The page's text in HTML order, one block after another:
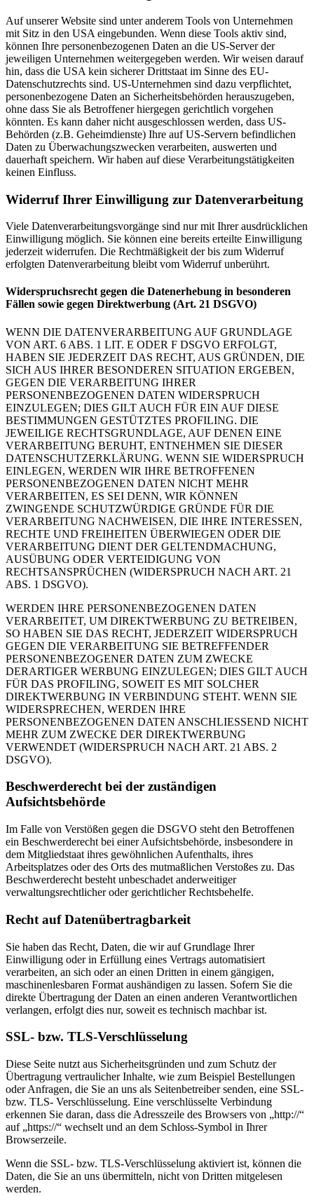
Auf unserer Website sind unter anderem Tools von Unternehmen
mit Sitz in den USA eingebunden. Wenn diese Tools aktiv sind,
können Ihre personenbezogenen Daten an die US-Server der
jeweiligen Unternehmen weitergegeben werden. Wir weisen darauf
hin, dass die USA kein sicherer Drittstaat im Sinne des EU-
Datenschutzrechts sind. US-Unternehmen sind dazu verpflichtet,
personenbezogene Daten an Sicherheitsbehörden herauszugeben,
ohne dass Sie als Betroffener hiergegen gerichtlich vorgehen
könnten. Es kann daher nicht ausgeschlossen werden, dass US-
Behörden (z.B. Geheimdienste) Ihre auf US-Servern befindlichen
Daten zu Überwachungszwecken verarbeiten, auswerten und
dauerhaft speichern. Wir haben auf diese Verarbeitungstätigkeiten
keinen Einfluss.
Widerruf Ihrer Einwilligung zur Datenverarbeitung
Viele Datenverarbeitungsvorgänge sind nur mit Ihrer ausdrücklichen
Einwilligung möglich. Sie können eine bereits erteilte Einwilligung
jederzeit widerrufen. Die Rechtmäßigkeit der bis zum Widerruf
erfolgten Datenverarbeitung bleibt vom Widerruf unberührt.
Widerspruchsrecht gegen die Datenerhebung in besonderen
Fällen sowie gegen Direktwerbung (Art. 21 DSGVO)
WENN DIE DATENVERARBEITUNG AUF GRUNDLAGE
VON ART. 6 ABS. 1 LIT. E ODER F DSGVO ERFOLGT,
HABEN SIE JEDERZEIT DAS RECHT, AUS GRÜNDEN, DIE
SICH AUS IHRER BESONDEREN SITUATION ERGEBEN,
GEGEN DIE VERARBEITUNG IHRER
PERSONENBEZOGENEN DATEN WIDERSPRUCH
EINZULEGEN; DIES GILT AUCH FÜR EIN AUF DIESE
BESTIMMUNGEN GESTÜTZTES PROFILING. DIE
JEWEILIGE RECHTSGRUNDLAGE, AUF DENEN EINE
VERARBEITUNG BERUHT, ENTNEHMEN SIE DIESER
DATENSCHUTZERKLÄRUNG. WENN SIE WIDERSPRUCH
EINLEGEN, WERDEN WIR IHRE BETROFFENEN
PERSONENBEZOGENEN DATEN NICHT MEHR
VERARBEITEN, ES SEI DENN, WIR KÖNNEN
ZWINGENDE SCHUTZWÜRDIGE GRÜNDE FÜR DIE
VERARBEITUNG NACHWEISEN, DIE IHRE INTERESSEN,
RECHTE UND FREIHEITEN ÜBERWIEGEN ODER DIE
VERARBEITUNG DIENT DER GELTENDMACHUNG,
AUSÜBUNG ODER VERTEIDIGUNG VON
RECHTSANSPRÜCHEN (WIDERSPRUCH NACH ART. 21
ABS. 1 DSGVO).
WERDEN IHRE PERSONENBEZOGENEN DATEN
VERARBEITET, UM DIREKTWERBUNG ZU BETREIBEN,
SO HABEN SIE DAS RECHT, JEDERZEIT WIDERSPRUCH
GEGEN DIE VERARBEITUNG SIE BETREFFENDER
PERSONENBEZOGENER DATEN ZUM ZWECKE
DERARTIGER WERBUNG EINZULEGEN; DIES GILT AUCH
FÜR DAS PROFILING, SOWEIT ES MIT SOLCHER
DIREKTWERBUNG IN VERBINDUNG STEHT. WENN SIE
WIDERSPRECHEN, WERDEN IHRE
PERSONENBEZOGENEN DATEN ANSCHLIESSEND NICHT
MEHR ZUM ZWECKE DER DIREKTWERBUNG
VERWENDET (WIDERSPRUCH NACH ART. 21 ABS. 2
DSGVO).
Beschwerderecht bei der zuständigen
Aufsichtsbehörde
Im Falle von Verstößen gegen die DSGVO steht den Betroffenen
ein Beschwerderecht bei einer Aufsichtsbehörde, insbesondere in
dem Mitgliedstaat ihres gewöhnlichen Aufenthalts, ihres
Arbeitsplatzes oder des Orts des mutmaßlichen Verstoßes zu. Das
Beschwerderecht besteht unbeschadet anderweitiger
verwaltungsrechtlicher oder gerichtlicher Rechtsbehelfe.
Recht auf Datenübertragbarkeit
Sie haben das Recht, Daten, die wir auf Grundlage Ihrer
Einwilligung oder in Erfüllung eines Vertrags automatisiert
verarbeiten, an sich oder an einen Dritten in einem gängigen,
maschinenlesbaren Format aushändigen zu lassen. Sofern Sie die
direkte Übertragung der Daten an einen anderen Verantwortlichen
verlangen, erfolgt dies nur, soweit es technisch machbar ist.
SSL- bzw. TLS-Verschlüsselung
Diese Seite nutzt aus Sicherheitsgründen und zum Schutz der
Übertragung vertraulicher Inhalte, wie zum Beispiel Bestellungen
oder Anfragen, die Sie an uns als Seitenbetreiber senden, eine SSL-
bzw. TLS- Verschlüsselung. Eine verschlüsselte Verbindung
erkennen Sie daran, dass die Adresszeile des Browsers von „http://“
auf „https://“ wechselt und an dem Schloss-Symbol in Ihrer
Browserzeile.
Wenn die SSL- bzw. TLS-Verschlüsselung aktiviert ist, können die
Daten, die Sie an uns übermitteln, nicht von Dritten mitgelesen
werden.